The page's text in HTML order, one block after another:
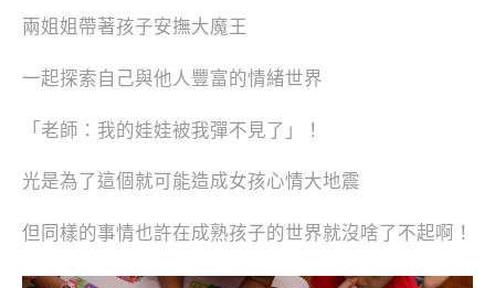
兩姐姐帶著孩子安撫大魔王
一起探索自己與他人豐富的情緒世界
「老師：我的娃娃被我彈不見了」！
光是為了這個就可能造成女孩心情大地震
但同樣的事情也許在成熟孩子的世界就沒啥了不起啊！